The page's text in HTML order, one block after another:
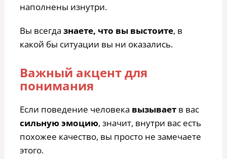
наполнены изнутри.
Вы всегда знаете, что вы выстоите, в
какой бы ситуации вы ни оказались.
Важный акцент для
понимания
Если поведение человека вызываетв вас
сильную эмоцию, значит, внутри вас есть
похожее качество, вы просто не замечаете
этого.